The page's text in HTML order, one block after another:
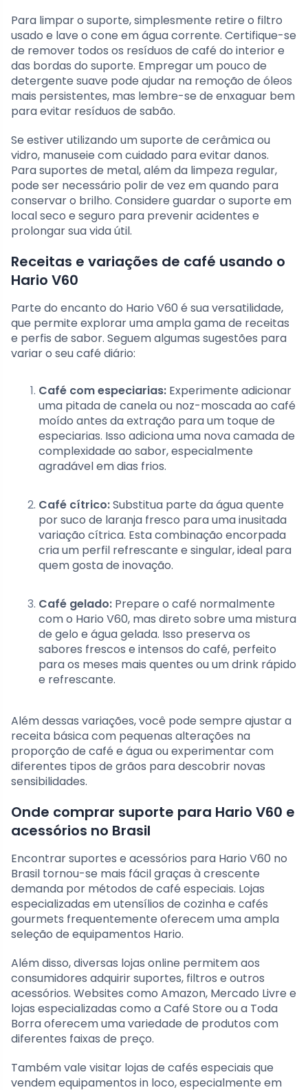
Para limpar o suporte, simplesmente retire o filtro
usado e lave o cone em água corrente. Certifique-se
de remover todos os resíduos de café do interior e
das bordas do suporte. Empregar um pouco de
detergente suave pode ajudar na remoção de óleos
mais persistentes, mas lembre-se de enxaguar bem
para evitar resíduos de sabão.
Se estiver utilizando um suporte de cerâmica ou
vidro, manuseie com cuidado para evitar danos.
Para suportes de metal, além da limpeza regular,
pode ser necessário polir de vez em quando para
conservar o brilho. Considere guardar o suporte em
local seco e seguro para prevenir acidentes e
prolongar sua vida útil.
Receitas e variações de café usando o
Hario V60
Parte do encanto do Hario V60 é sua versatilidade,
que permite explorar uma ampla gama de receitas
e perfis de sabor. Seguem algumas sugestões para
variar o seu café diário:
Café com especiarias: Experimente adicionar
uma pitada de canela ou noz-moscada ao café
moído antes da extração para um toque de
especiarias. Isso adiciona uma nova camada de
complexidade ao sabor, especialmente
agradável em dias frios.
Café cítrico:Substitua parte da água quente
por suco de laranja fresco para uma inusitada
variação cítrica. Esta combinação encorpada
cria um perfil refrescante e singular, ideal para
quem gosta de inovação.
Café gelado: Prepare o café normalmente
com o Hario V60, mas direto sobre uma mistura
de gelo e água gelada. Isso preserva os
sabores frescos e intensos do café, perfeito
para os meses mais quentes ou um drink rápido
e refrescante.
Além dessas variações, você pode sempre ajustar a
receita básica com pequenas alterações na
proporção de café e água ou experimentar com
diferentes tipos de grãos para descobrir novas
sensibilidades.
Onde comprar suporte para Hario V60 e
acessórios no Brasil
Encontrar suportes e acessórios para Hario V60 no
Brasil tornou-se mais fácil graças à crescente
demanda por métodos de café especiais. Lojas
especializadas em utensílios de cozinha e cafés
gourmets frequentemente oferecem uma ampla
seleção de equipamentos Hario.
Além disso, diversas lojas online permitem aos
consumidores adquirir suportes, filtros e outros
acessórios. Websites como Amazon, Mercado Livre e
lojas especializadas como a Café Store ou a Toda
Borra oferecem uma variedade de produtos com
diferentes faixas de preço.
Também vale visitar lojas de cafés especiais que
vendem equipamentos in loco, especialmente em